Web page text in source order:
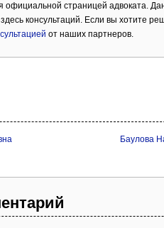
официальной страницей адвоката.
консультаций. Если вы хотите
от наших партнеров.
Баулова